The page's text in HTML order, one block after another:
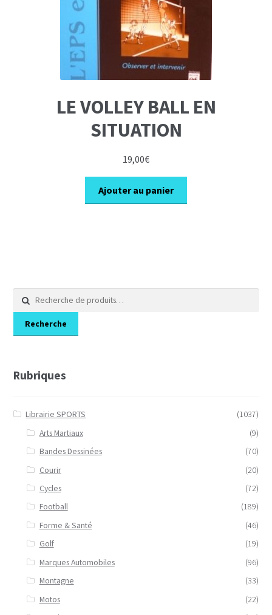
LE VOLLEY BALL EN
SITUATION
19,00€
Ajouter au panier
Recherche
pour :
Recherche
Rubriques
Librairie SPORTS
(1037)
Arts Martiaux
(9)
Bandes Dessinées
(70)
Courir
(20)
Cycles
(72)
Football
(189)
Forme & Santé
(46)
Golf
(19)
Marques Automobiles
(96)
Montagne
(33)
Motos
(22)